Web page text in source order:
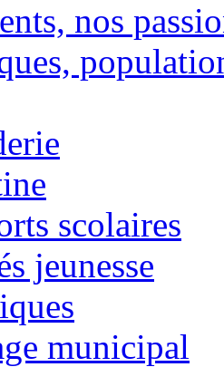
nos
scolaires
jeunesse
municipal